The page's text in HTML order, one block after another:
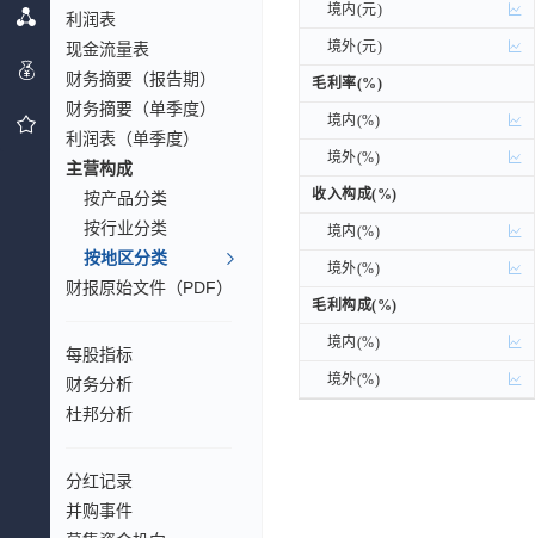
利润表
现金流量表
财务摘要（报告期）
财务摘要（单季度）
利润表（单季度）
主营构成
按产品分类
按行业分类
按地区分类
财报原始文件（PDF）
每股指标
财务分析
杜邦分析
分红记录
并购事件
境内(元)
境外(元)
毛利率(%)
境内(%)
境外(%)
收入构成(%)
境内(%)
境外(%)
毛利构成(%)
境内(%)
境外(%)
境内(元)
境外(元)
毛利率(%)
境内(%)
境外(%)
收入构成(%)
境内(%)
境外(%)
毛利构成(%)
境内(%)
境外(%)